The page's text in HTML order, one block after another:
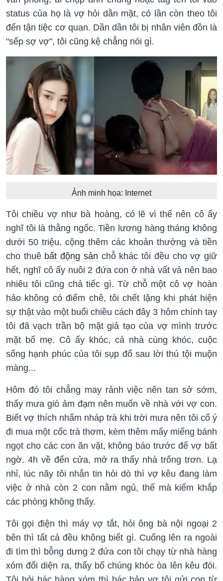
status của họ là vợ hỏi dằn mặt, có lần còn theo tôi
đến tận tiệc cơ quan. Dần dần tôi bị nhân viên đồn là
"sếp sợ vợ", tôi cũng kệ chẳng nói gì.
Ảnh minh họa: Internet
Tôi chiều vợ như bà hoàng, có lẽ vì thế nên cô ấy
nghĩ tôi là thằng ngốc. Tiền lương hàng tháng không
dưới 50 triệu, cộng thêm các khoản thưởng và tiền
cho thuê bất động sản chỗ khác tôi đều cho vợ giữ
hết, nghĩ cô ấy nuôi 2 đứa con ở nhà vất vả nên bao
nhiêu tôi cũng chả tiếc gì. Từ chỗ một cô vợ hoàn
hảo không có điểm chê, tôi chết lặng khi phát hiện
sự thật vào một buổi chiều cách đây 3 hôm chính tay
tôi đã vạch trần bộ mặt giả tạo của vợ mình trước
mặt bố mẹ. Cô ấy khóc, cả nhà cùng khóc, cuộc
sống hạnh phúc của tôi sụp đổ sau lời thú tội muộn
màng...
Hôm đó tôi chẳng may rảnh việc nên tan sở sớm,
thấy mưa gió ảm đạm nên muốn về nhà với vợ con.
Biết vợ thích nhấm nháp trà khi trời mưa nên tôi cố ý
đi mua một cốc trà thơm, kèm thêm mấy miếng bánh
ngọt cho các con ăn vặt, không báo trước để vợ bất
ngờ. 4h về đến cửa, mở ra thấy nhà trống trơn. Lạ
nhỉ, lúc nãy tôi nhắn tin hỏi dò thì vợ kêu đang làm
việc ở nhà còn 2 con nằm ngủ, thế mà kiểm khắp
các phòng không thấy.
Tôi gọi điện thì máy vợ tắt, hỏi ông bà nội ngoại 2
bên thì tất cả đều không biết gì. Cuống lên ra ngoài
đi tìm thì bỗng dưng 2 đứa con tôi chạy từ nhà hàng
xóm đối diện ra, thấy bố chúng khóc òa lên kêu đói.